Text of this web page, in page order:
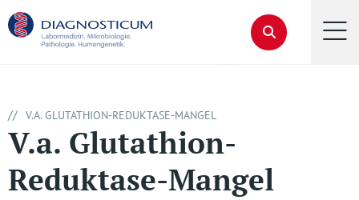
// V.A. GLUTATHION-REDUKTASE-MANGEL
V.a. Glutathion-
Reduktase-Mangel